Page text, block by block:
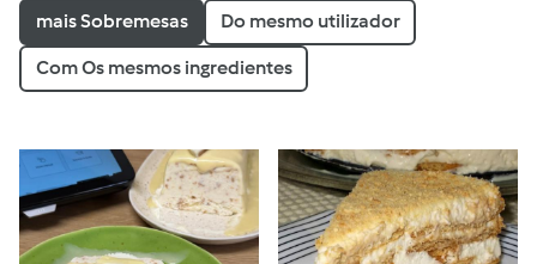
mais Sobremesas Do mesmo utilizador
Com Os mesmos ingredientes